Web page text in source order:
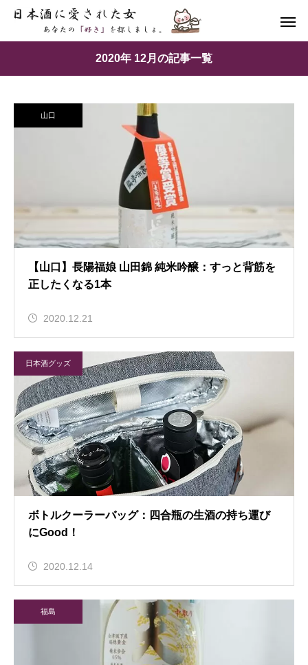
2020年 12月の記事一覧
山口
【山口】長陽福娘 山田錦 純米吟醸：すっと背筋を
正したくなる1本
2020.12.21
日本酒グッズ
ボトルクーラーバッグ：四合瓶の生酒の持ち運び
にGood！
2020.12.14
福島